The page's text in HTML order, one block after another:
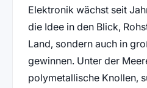
Elektronik wächst seit
die Idee in den Blick,
Land, sondern auch in
gewinnen. Unter der
polymetallische Knollen,